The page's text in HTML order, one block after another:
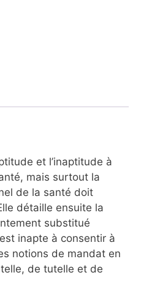
et l’inaptitude à
mais surtout la
de la santé doit
détaille ensuite la
substitué
inapte à consentir à
notions de mandat en
de tutelle et de